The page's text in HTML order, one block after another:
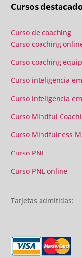
añadido con
gran liderazgo de
Cursos
Curso de coaching
Curso coaching
Curso coaching
Curso inteligencia
Curso inteligencia
Curso Mindful
Curso Mindfulness
Curso PNL
Curso PNL online
Tarjetas admitidas: